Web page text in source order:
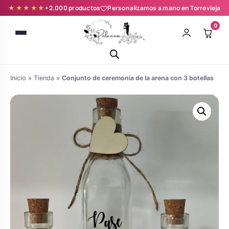
★★★★★+2.000 productos Personalizamos a mano en Torrevieja
0
novia y zapatillas
personalizadas
de boda
Árboles de Huellas para Primera
Batas de comunión personalizadas
para niña
Inicio » Tienda » Conjunto de ceremonia de la arena con 3 botellas